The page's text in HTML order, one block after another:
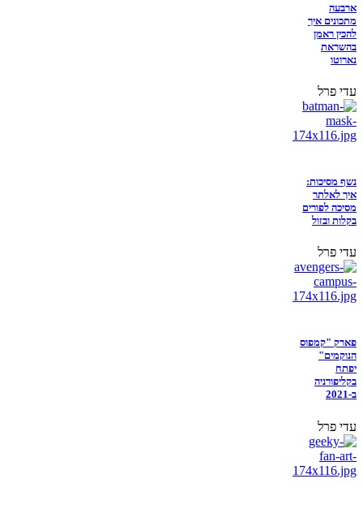
ארבעה
מתכונים איך
להכין ראמן
בהשראת
נארוטו
עדי פרל
נשף מסיכות:
איך לאלתר
מסיכה לפורים
בקלות ובזול
עדי פרל
פארק "קמפוס
הנוקמים"
יפתח
בקליפורניה
ב-2021
עדי פרל